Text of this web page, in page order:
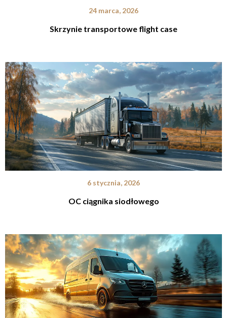
24 marca, 2026
Skrzynie transportowe flight case
6 stycznia, 2026
OC ciągnika siodłowego